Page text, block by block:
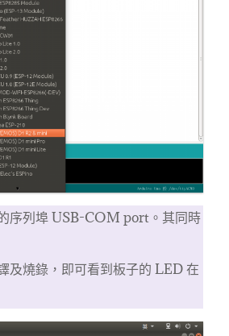
序列埠 USB-COM port。其同時
及燒錄，即可看到板子的 LED 在